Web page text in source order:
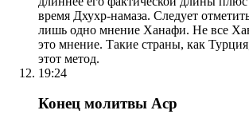
время Дхухр-намаза. Следует
лишь одно мнение Ханафи. Не все
это мнение. Такие страны, как
этот метод.
19:24
Конец молитвы Аср